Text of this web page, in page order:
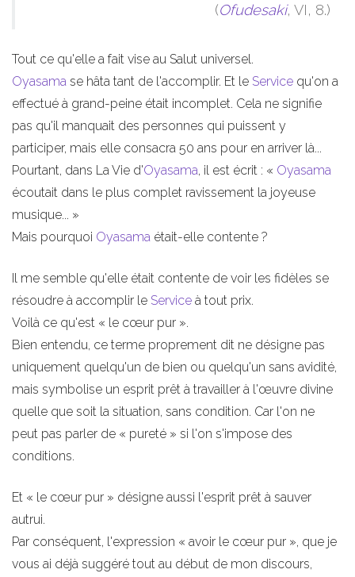
(Ofudesaki, VI, 8.)
Tout ce qu'elle a fait vise au Salut universel.
Oyasama se hâta tant de l'accomplir. Et le Service qu'on a
effectué à grand-peine était incomplet. Cela ne signifie
pas qu'il manquait des personnes qui puissent y
participer, mais elle consacra 50 ans pour en arriver là...
Pourtant, dans La Vie d'Oyasama, il est écrit : « Oyasama
écoutait dans le plus complet ravissement la joyeuse
musique... »
Mais pourquoi Oyasama était-elle contente ?
Il me semble qu'elle était contente de voir les fidèles se
résoudre à accomplir le Service à tout prix.
Voilà ce qu'est « le cœur pur ».
Bien entendu, ce terme proprement dit ne désigne pas
uniquement quelqu'un de bien ou quelqu'un sans avidité,
mais symbolise un esprit prêt à travailler à l'œuvre divine
quelle que soit la situation, sans condition. Car l'on ne
peut pas parler de « pureté » si l'on s'impose des
conditions.
Et « le cœur pur » désigne aussi l'esprit prêt à sauver
autrui.
Par conséquent, l'expression « avoir le cœur pur », que je
vous ai déjà suggéré tout au début de mon discours,